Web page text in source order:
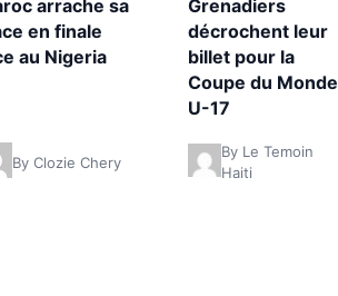
arrache sa
en finale
au Nigeria
By Clozie Chery
Grenadiers
décrochent leur
billet pour la
Coupe du Monde
U-17
By Le Temoin
Haiti